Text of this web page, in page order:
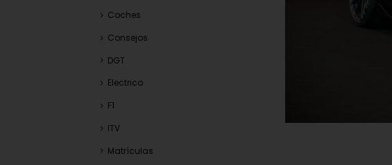
Coches
Consejos
DGT
Electrico
F1
ITV
Matrículas